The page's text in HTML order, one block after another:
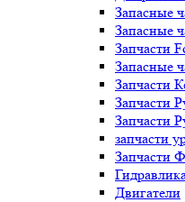
Запасные
Запасные
Запчасти
Запасные
Запчасти
Запчасти
Запчасти
запчасти
Запчасти
Двигатели